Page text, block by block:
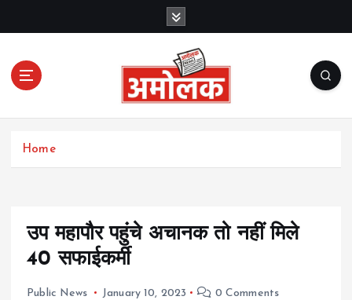
c
Amolak News
Home
उप महापौर पहुंचे अचानक तो नहीं मिले
40 सफाईकर्मी
Public News January 10, 2023 0 Comments